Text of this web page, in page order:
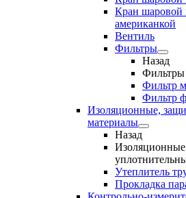
Кран шаровой
американкой
Вентиль
Фильтры
Назад
Фильтры
Фильтр
Фильтр
Изоляционные,
материалы
Назад
Утеплитель
Прокладка